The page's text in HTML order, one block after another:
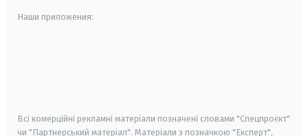
Наши приложения:
Всі комерційні рекламні матеріали позначені словами "Спецпроєкт"
чи "Партнерський матеріал". Матеріали з позначкою "Експерт",